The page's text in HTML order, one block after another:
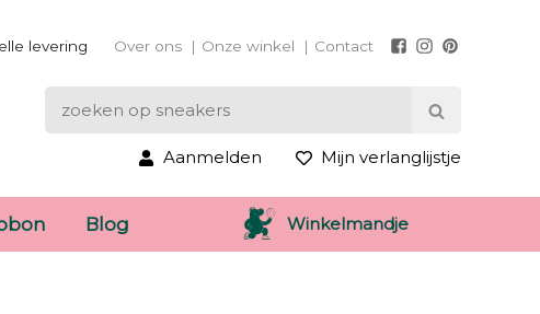
levering Over ons Onze winkel Contact
Aanmelden Mijn verlanglijstje
Blog Winkelmandje